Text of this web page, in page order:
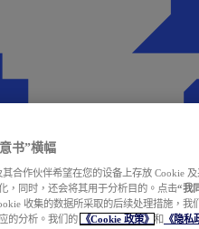
书”横幅
其合作伙伴希望在您的设备上存放 Cookie
，同时，还会将其用于分析目的。点击“我
收集的数据所采取的后续处理措施，
的分析。我们的
《Cookie 政策》 和 《隐私